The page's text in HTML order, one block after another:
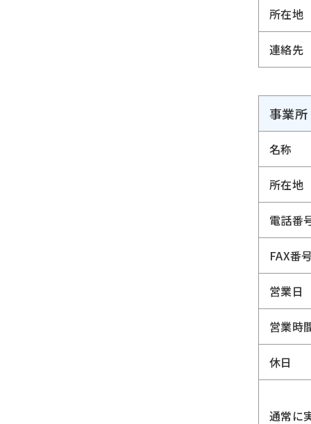
所在地
連絡先
事業所
名称
所在地
電話番
FAX番
営業日
営業時
休日
通常に